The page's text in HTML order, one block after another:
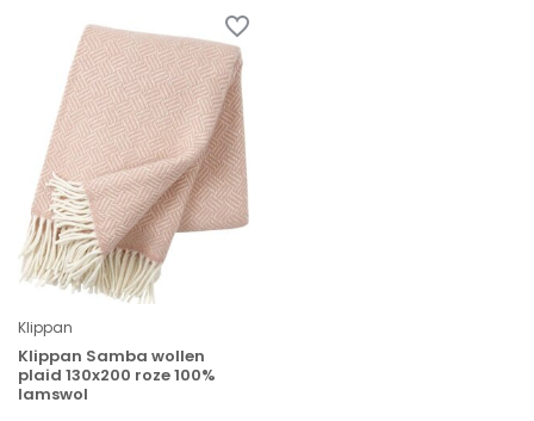
Klippan
Klippan Samba wollen
plaid 130x200 roze 100%
lamswol